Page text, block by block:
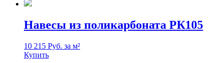
Навесы из поликарбоната РК105
10 215 Руб. за м²
Купить